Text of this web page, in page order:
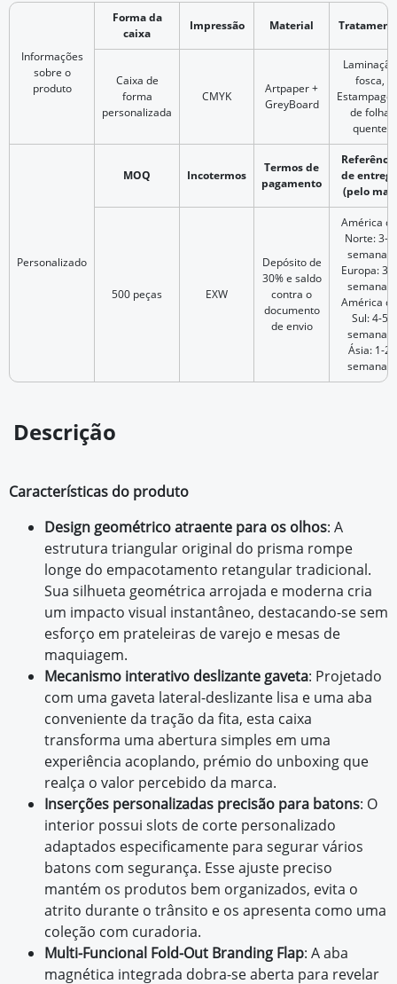
Informações
sobre o
produto
Forma da
caixa
Impressão Material
Caixa de
forma
personalizada
CMYK
Artpaper +
GreyBoard
Laminação
fosca,
de folha
quente
Personalizado
MOQ Incotermos
Termos de
pagamento
Referência
de entrega
(pelo mar)
500 peças EXW
Depósito de
30% e saldo
contra o
documento
de envio
América do
Norte: 3-4
semanas
Europa: 3-4
semanas
América do
Sul: 4-5
semanas
Ásia: 1-2
semanas
Descrição
Características do produto
Design geométrico atraente para os olhos: A
estrutura triangular original do prisma rompe
longe do empacotamento retangular tradicional.
Sua silhueta geométrica arrojada e moderna cria
um impacto visual instantâneo, destacando-se sem
esforço em prateleiras de varejo e mesas de
maquiagem.
Mecanismo interativo deslizante gaveta: Projetado
com uma gaveta lateral-deslizante lisa e uma aba
conveniente da tração da fita, esta caixa
transforma uma abertura simples em uma
experiência acoplando, prémio do unboxing que
realça o valor percebido da marca.
Inserções personalizadas precisão para batons: O
interior possui slots de corte personalizado
adaptados especificamente para segurar vários
batons com segurança. Esse ajuste preciso
mantém os produtos bem organizados, evita o
atrito durante o trânsito e os apresenta como uma
coleção com curadoria.
Multi-Funcional Fold-Out Branding Flap: A aba
magnética integrada dobra-se aberta para revelar